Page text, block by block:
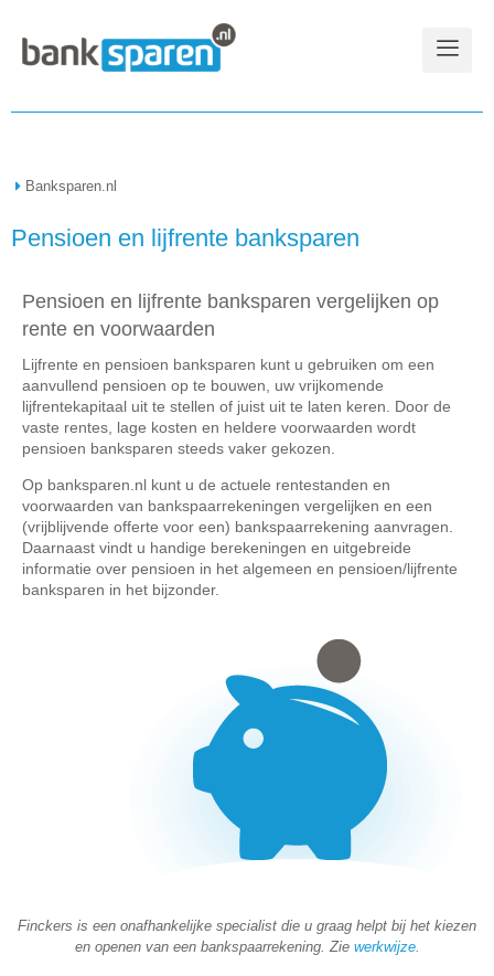
Banksparen.nl
Pensioen en lijfrente banksparen
Pensioen en lijfrente banksparen vergelijken op
rente en voorwaarden
Lijfrente en pensioen banksparen kunt u gebruiken om een
aanvullend pensioen op te bouwen, uw vrijkomende
lijfrentekapitaal uit te stellen of juist uit te laten keren. Door de
vaste rentes, lage kosten en heldere voorwaarden wordt
pensioen banksparen steeds vaker gekozen.
Op banksparen.nl kunt u de actuele rentestanden en
voorwaarden van bankspaarrekeningen vergelijken en een
(vrijblijvende offerte voor een) bankspaarrekening aanvragen.
Daarnaast vindt u handige berekeningen en uitgebreide
informatie over pensioen in het algemeen en pensioen/lijfrente
banksparen in het bijzonder.
Finckers is een onafhankelijke specialist die u graag helpt bij het kiezen
en openen van een bankspaarrekening. Zie werkwijze.